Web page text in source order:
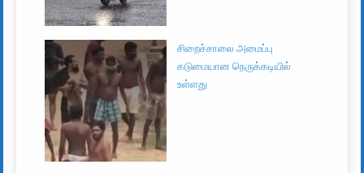
சிறைச்சாலை அமைப்பு
கடுமையான நெருக்கடியில்
உள்ளது